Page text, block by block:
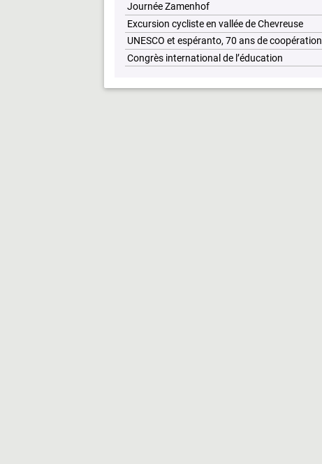
Journée Zamenhof
Excursion cycliste en vallée de Chevreuse
UNESCO et espéranto, 70 ans de coopération
Congrès international de l’éducation